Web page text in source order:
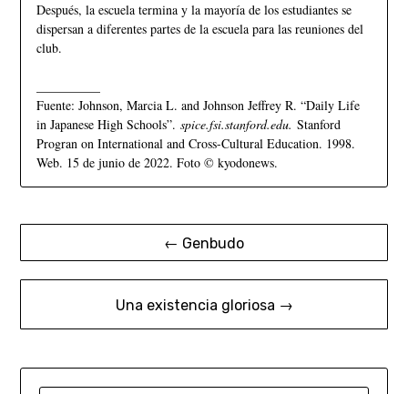
Después, la escuela termina y la mayoría de los estudiantes se
dispersan a diferentes partes de la escuela para las reuniones del
club.
Fuente: Johnson, Marcia L. and Johnson Jeffrey R. “Daily Life
in Japanese High Schools”. spice.fsi.stanford.edu. Stanford
Progran on International and Cross-Cultural Education. 1998.
Web. 15 de junio de 2022. Foto © kyodonews.
← Genbudo
Una existencia gloriosa →